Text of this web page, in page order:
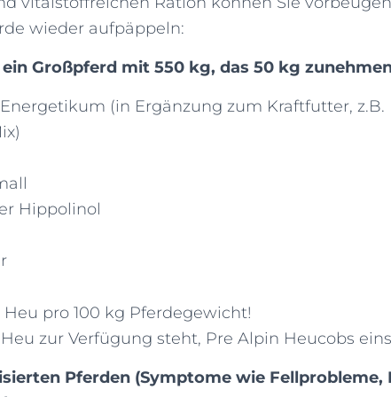
wieder aufpäppeln:
Großpferd mit 550 kg, das 50 kg
(in Ergänzung zum Kraftfutter, z.B.
Hippolinol
Heu pro 100 kg Pferdegewicht!
zur Verfügung steht, Pre Alpin Heucobs
Pferden (Symptome wie Fellprobleme,